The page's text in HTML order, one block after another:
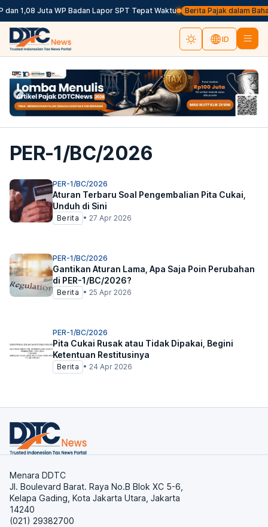
dan 1,08 Juta WP Badan Lapor SPT Tepat Waktu Berita Pajak dalam
ID
PER-1/BC/2026
PER-1/BC/2026
Aturan Terbaru Soal Pengembalian Pita Cukai,
Unduh di Sini
Berita • 27 Apr 2026
PER-1/BC/2026
Gantikan Aturan Lama, Apa Saja Poin Perubahan
di PER-1/BC/2026?
Berita • 25 Apr 2026
PER-1/BC/2026
Pita Cukai Rusak atau Tidak Dipakai, Begini
Ketentuan Restitusinya
Berita • 24 Apr 2026
Menara DDTC
Jl. Boulevard Barat. Raya No.B Blok XC 5-6,
Kelapa Gading, Kota Jakarta Utara, Jakarta
14240
(021) 29382700